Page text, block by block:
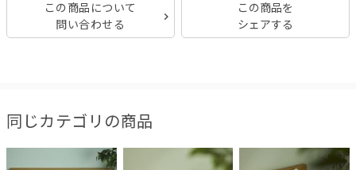
この商品について
問い合わせる
この商品を
シェアする
同じカテゴリの商品